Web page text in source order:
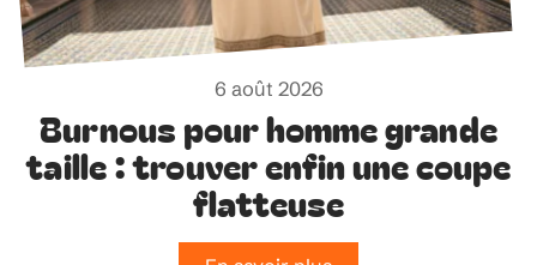
6 août 2026
Burnous pour homme grande
taille : trouver enfin une coupe
flatteuse